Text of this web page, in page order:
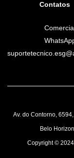
Contatos
Av. do Contorno,
Belo
Copyright ©